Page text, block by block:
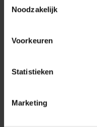
Noodzakelijk
Voorkeuren
Statistieken
Marketing
veilige barbecue.
Woning
uw verzekering?